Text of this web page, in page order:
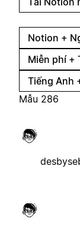
Notion +
Miễn phí +
Tiếng Anh
Mẫu 286